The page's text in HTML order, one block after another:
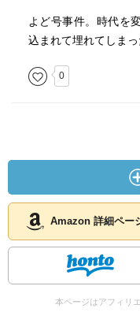
よど号事件。時代を
込まれて埋れてしまっ
0
Amazon 詳細ペー
本ページはアフィリ